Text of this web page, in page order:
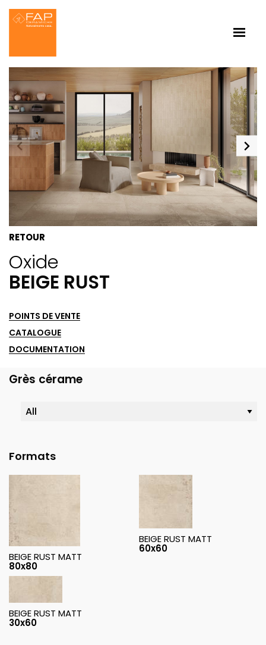
RETOUR
Oxide
BEIGE RUST
POINTS DE VENTE
CATALOGUE
DOCUMENTATION
Grès cérame
Formats
BEIGE RUST MATT
80x80
BEIGE RUST MATT
60x60
BEIGE RUST MATT
30x60